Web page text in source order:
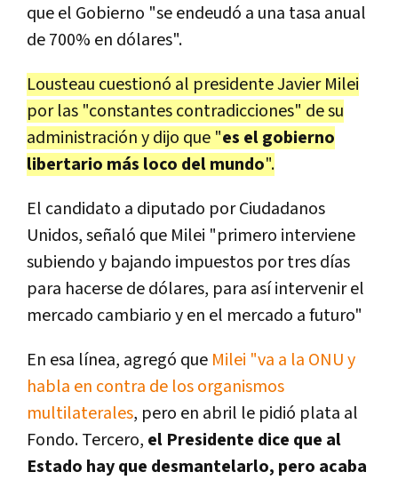
que el Gobierno "se endeudó a una tasa anual
de 700% en dólares".
Lousteau cuestionó al presidente Javier Milei
por las "constantes contradicciones" de su
administración y dijo que "es el gobierno
libertario más loco del mundo".
El candidato a diputado por Ciudadanos
Unidos, señaló que Milei "primero interviene
subiendo y bajando impuestos por tres días
para hacerse de dólares, para así intervenir el
mercado cambiario y en el mercado a futuro"
En esa línea, agregó que Milei "va a la ONU y
habla en contra de los organismos
multilaterales, pero en abril le pidió plata al
Fondo. Tercero, el Presidente dice que al
Estado hay que desmantelarlo, pero acaba